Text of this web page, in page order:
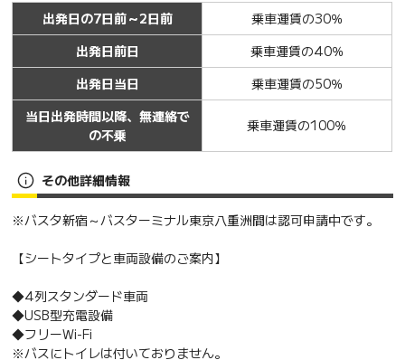
出発日の7日前～2日前
乗車運賃の30％
出発日前日
乗車運賃の40％
出発日当日
乗車運賃の50％
当日出発時間以降、無連絡で
の不乗
乗車運賃の100％
その他詳細情報
※バスタ新宿～バスターミナル東京八重洲間は認可申請中です。
【シートタイプと車両設備のご案内】
◆4列スタンダード車両
◆USB型充電設備
◆フリーWi-Fi
※バスにトイレは付いておりません。